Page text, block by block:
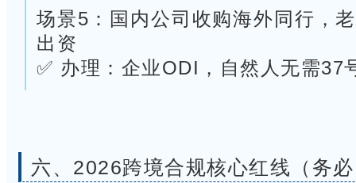
场景5：国内公司收购海外同行，
出资
✅ 办理：企业ODI，自然人无需37
六、 2026跨境合规核心红线（务